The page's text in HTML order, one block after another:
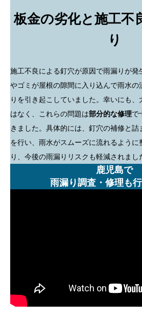
板金の劣化と施工不
り
施工不良による釘穴が原因で雨漏りが
やゴミが屋根の隙間に入り込んで雨水
りを引き起こしていました。幸いにも
はなく、これらの問題は部分的な修理で
きました。具体的には、釘穴の補修と
を行い、雨水がスムーズに流れるように
り、今後の雨漏りリスクも軽減されまし
鹿児島で
雨漏り調査・修理も